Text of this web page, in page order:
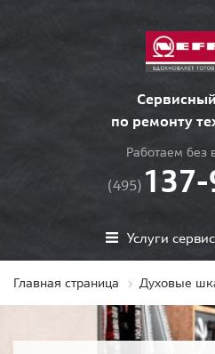
по ремонту
Работаем без
(495)
Услуги
Главная страница Духовые